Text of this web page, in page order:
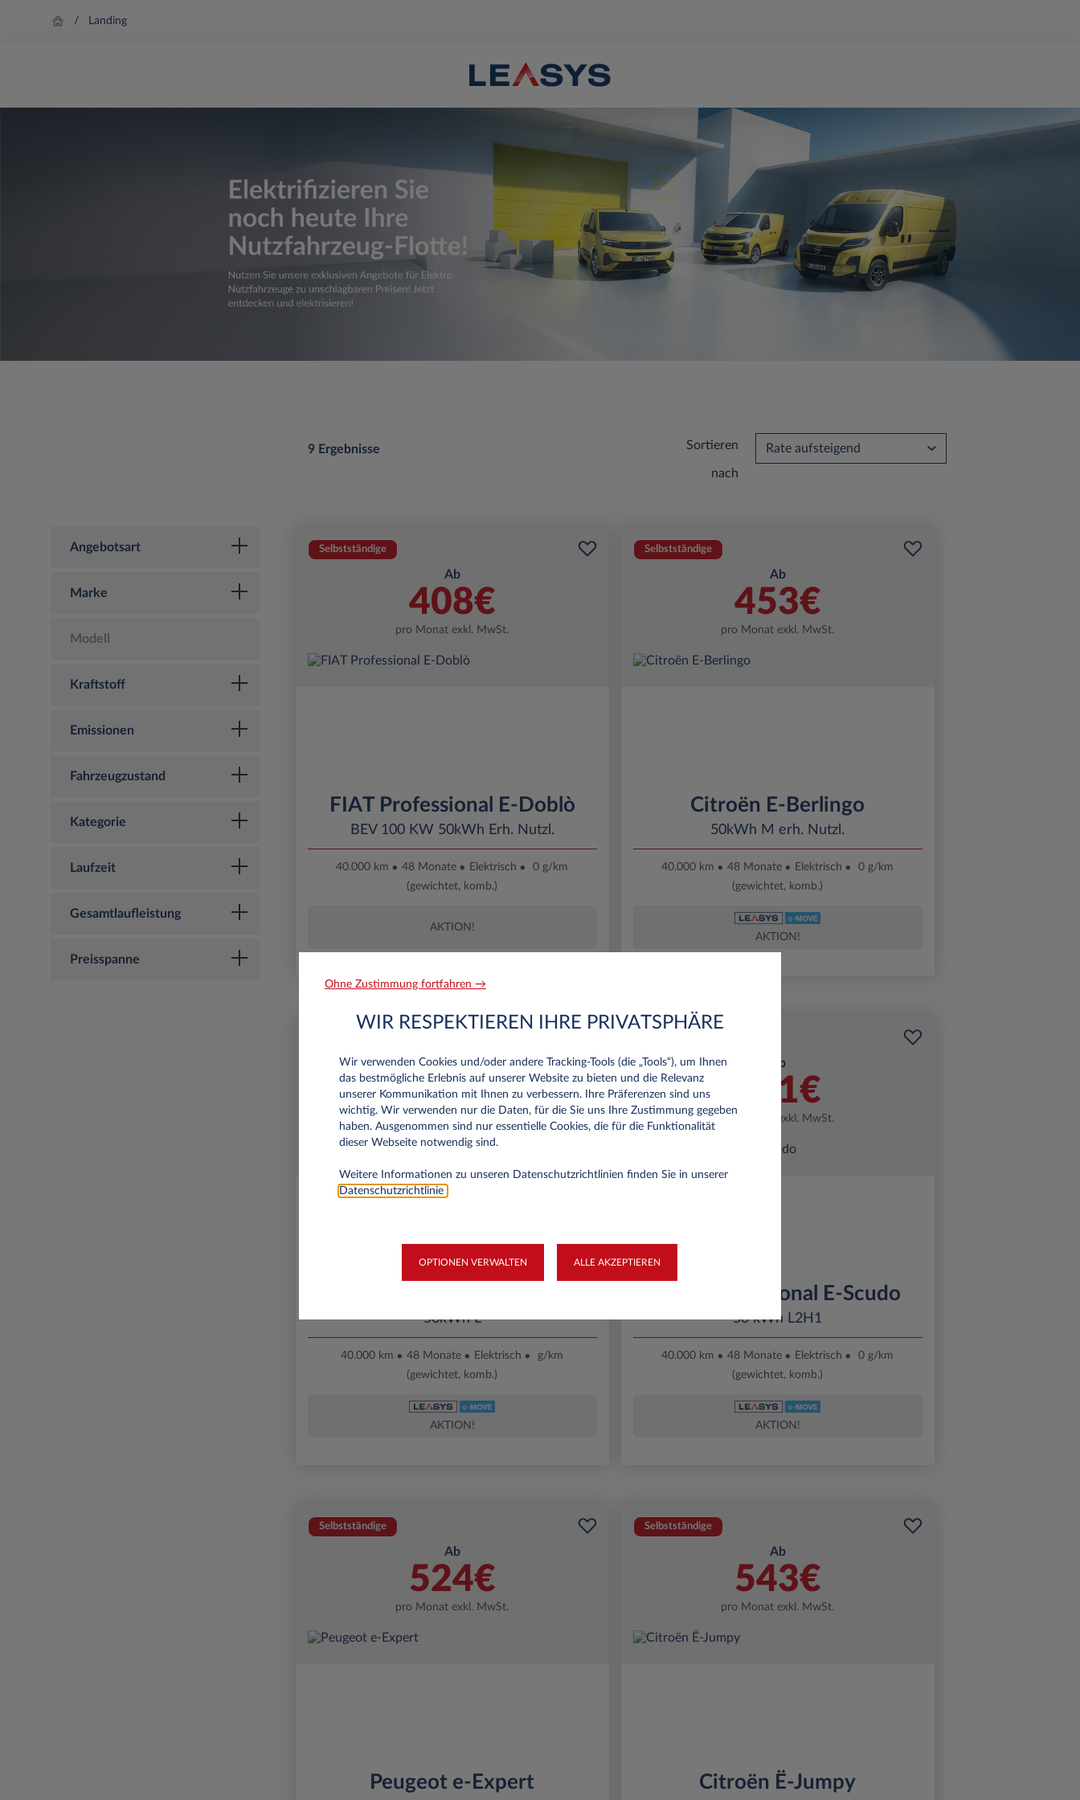
Landing
9 Ergebnisse Sortieren
nach
Angebotsart
Marke
Modell
Kraftstoff
Emissionen
Fahrzeugzustand
Kategorie
Laufzeit
Gesamtlaufleistung
Preisspanne
Selbstständige
Ab
408€
pro Monat exkl. MwSt.
FIAT Professional E-Doblò
BEV 100 KW 50kWh Erh. Nutzl.
40.000 km 48 Monate Elektrisch
0 g/km
(gewichtet, komb.)
AKTION!
Selbstständige
Ab
453€
pro Monat exkl. MwSt.
Citroën E-Berlingo
50kWh M erh. Nutzl.
40.000 km 48 Monate Elektrisch
0 g/km
(gewichtet, komb.)
AKTION!
Ab
499€
pro Monat exkl. MwSt.
50kWh L
40.000 km 48 Monate Elektrisch
g/km
(gewichtet, komb.)
AKTION!
Ab
511€
pro Monat exkl. MwSt.
FIAT Professional E-Scudo
50 kWh L2H1
40.000 km 48 Monate Elektrisch
0 g/km
(gewichtet, komb.)
AKTION!
Selbstständige
Ab
524€
pro Monat exkl. MwSt.
Peugeot e-Expert
Selbstständige
Ab
543€
pro Monat exkl. MwSt.
Citroën Ë-Jumpy
Ohne Zustimmung fortfahren →
WIR RESPEKTIEREN IHRE PRIVATSPHÄRE
Wir verwenden Cookies und/oder andere Tracking‑Tools (die „Tools“), um Ihnen
das bestmögliche Erlebnis auf unserer Website zu bieten und die Relevanz
unserer Kommunikation mit Ihnen zu verbessern. Ihre Präferenzen sind uns
wichtig. Wir verwenden nur die Daten, für die Sie uns Ihre Zustimmung gegeben
haben. Ausgenommen sind nur essentielle Cookies, die für die Funktionalität
dieser Webseite notwendig sind.
Weitere Informationen zu unseren Datenschutzrichtlinien finden Sie in unserer
Datenschutzrichtlinie
OPTIONEN VERWALTEN ALLE AKZEPTIEREN